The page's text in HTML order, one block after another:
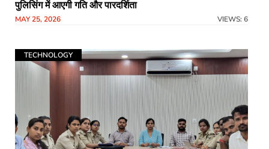
पुलिसिंग में आएगी गति और पारदर्शिता
MAY 25, 2026 VIEWS: 6
TECHNOLOGY